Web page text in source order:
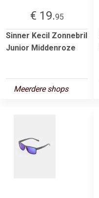
€ 19.95
Sinner Kecil Zonnebril
Junior Middenroze
Meerdere shops